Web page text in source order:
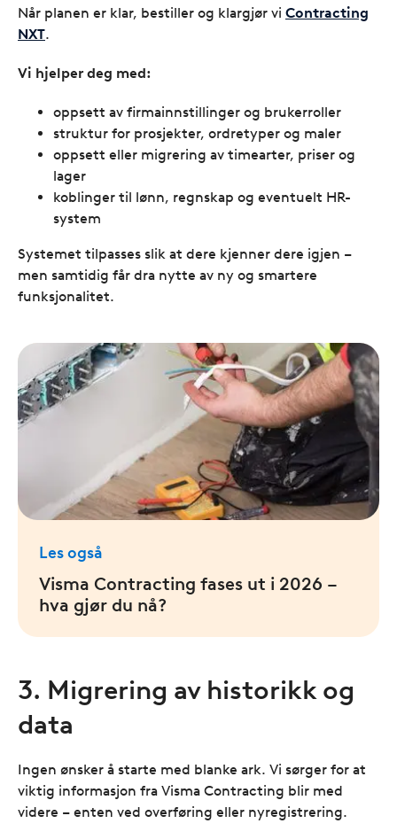
Når planen er klar, bestiller og klargjør vi Contracting
NXT.
Vi hjelper deg med:
oppsett av firmainnstillinger og brukerroller
struktur for prosjekter, ordretyper og maler
oppsett eller migrering av timearter, priser og
lager
koblinger til lønn, regnskap og eventuelt HR-
system
Systemet tilpasses slik at dere kjenner dere igjen –
men samtidig får dra nytte av ny og smartere
funksjonalitet.
Les også
Visma Contracting fases ut i 2026 –
hva gjør du nå?
3. Migrering av historikk og
data
Ingen ønsker å starte med blanke ark. Vi sørger for at
viktig informasjon fra Visma Contracting blir med
videre – enten ved overføring eller nyregistrering.